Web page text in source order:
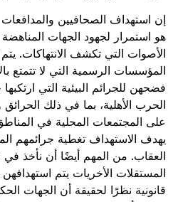
إن استهداف الصحافيين
هو استمرار لجهود الجهات
الأصوات التي تكشف الانتهاكات.
المؤسسات الرسمية التي لا تتمتع
فضحهن للجرائم البيئية التي
الحرب الأهلية، بما في ذلك الحرائق
على المجتمعات المحلية في المناطق
يهدف الاستهداف تغطية جرائمهم
العقاب. من المهم أيضًا أن نأخذ في
المستقلات الأخريات يتم
قانونية نظرًا لحقيقة أن الجهات